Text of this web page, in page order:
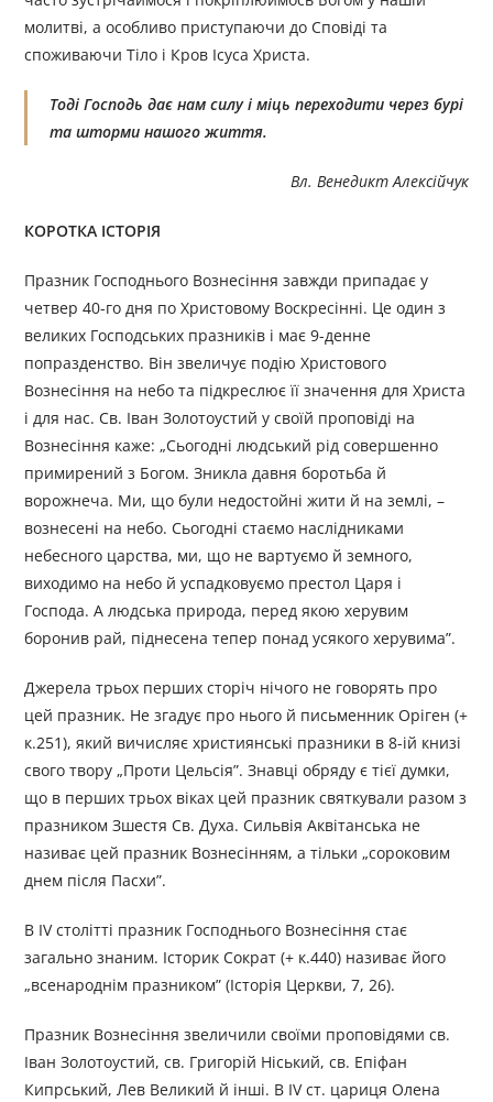
молитві, а особливо приступаючи до Сповіді та
споживаючи Тіло і Кров Ісуса Христа.
Тоді Господь дає нам силу і міць переходити через бурі
та шторми нашого життя.
Вл. Венедикт Алексійчук
КОРОТКА ІСТОРІЯ
Празник Господнього Вознесіння завжди припадає у
четвер 40-го дня по Христовому Воскресінні. Це один з
великих Господських празників і має 9-денне
попразденство. Він звеличує подію Христового
Вознесіння на небо та підкреслює її значення для Христа
і для нас. Св. Іван Золотоустий у своїй проповіді на
Вознесіння каже: „Сьогодні людський рід совершенно
примирений з Богом. Зникла давня боротьба й
ворожнеча. Ми, що були недостойні жити й на землі, –
вознесені на небо. Сьогодні стаємо наслідниками
небесного царства, ми, що не вартуємо й земного,
виходимо на небо й успадковуємо престол Царя і
Господа. А людська природа, перед якою херувим
боронив рай, піднесена тепер понад усякого херувима”.
Джерела трьох перших сторіч нічого не говорять про
цей празник. Не згадує про нього й письменник Оріген (+
к.251), який вичисляє християнські празники в 8-ій книзі
свого твору „Проти Цельсія”. Знавці обряду є тієї думки,
що в перших трьох віках цей празник святкували разом з
празником Зшестя Св. Духа. Сильвія Аквітанська не
називає цей празник Вознесінням, а тільки „сороковим
днем після Пасхи”.
В IV столітті празник Господнього Вознесіння стає
загально знаним. Історик Сократ (+ к.440) називає його
„всенароднім празником” (Історія Церкви, 7, 26).
Празник Вознесіння звеличили своїми проповідями св.
Іван Золотоустий, св. Григорій Ніський, св. Епіфан
Кипрський, Лев Великий й інші. В IV ст. цариця Олена